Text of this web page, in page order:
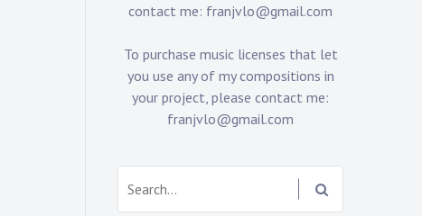
contact me: franjvlo@gmail.com
To purchase music licenses that let
you use any of my compositions in
your project, please contact me:
franjvlo@gmail.com